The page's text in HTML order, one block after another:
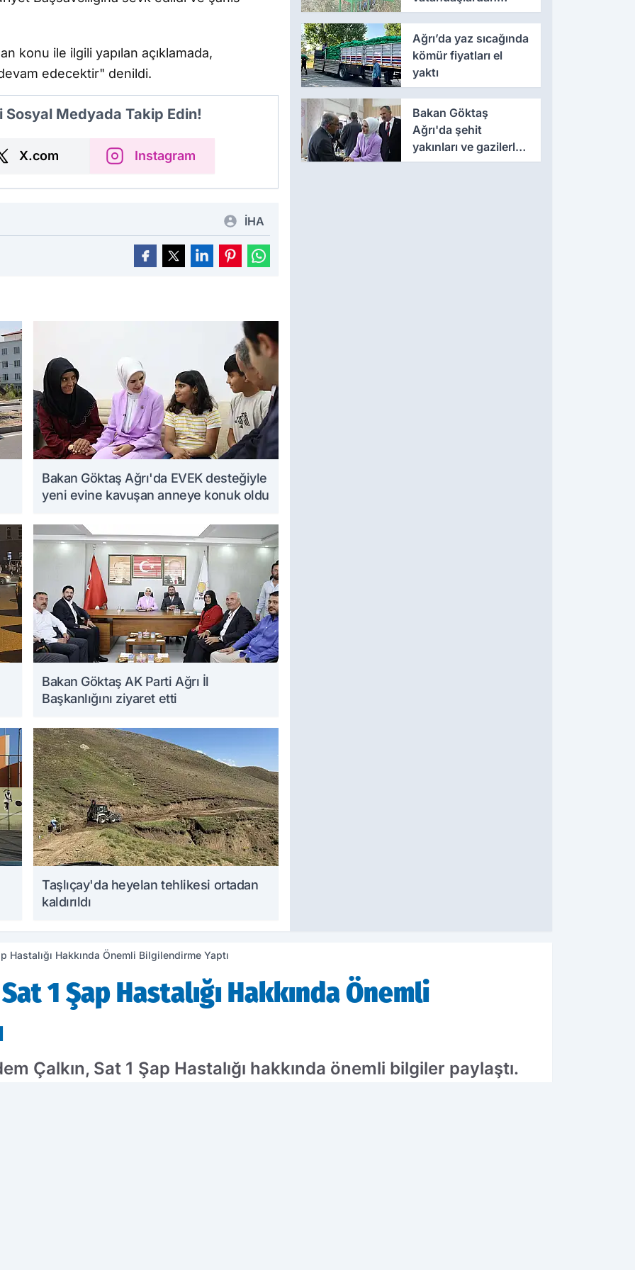
konu ile ilgili yapılan açıklamada,
devam edecektir" denildi.
Medyada Takip Edin!
X.com Instagram
İHA
Bakan Göktaş Ağrı'da EVEK desteğiyle
yeni evine kavuşan anneye konuk oldu
Bakan Göktaş AK Parti Ağrı İl
Başkanlığını ziyaret etti
Taşlıçay'da heyelan tehlikesi ortadan
kaldırıldı
yoğun ilgi görüyor
Ağrı’da yaz sıcağında
kömür fiyatları el
yaktı
Bakan Göktaş
Ağrı'da şehit
yakınları ve gazilerle
bir araya geldi
Hastalığı Hakkında Önemli Bilgilendirme Yaptı
1 Şap Hastalığı Hakkında Önemli
Çalkın, Sat 1 Şap Hastalığı hakkında önemli bilgiler paylaştı.